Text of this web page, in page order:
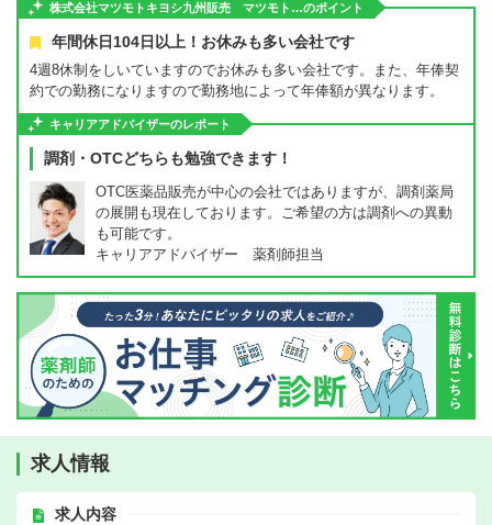
株式会社マツモトキヨシ九州販売 マツモト…のポイント
年間休日104日以上！お休みも多い会社です
4週8休制をしいていますのでお休みも多い会社です。また、年俸契
約での勤務になりますので勤務地によって年俸額が異なります。
キャリアアドバイザーのレポート
調剤・OTCどちらも勉強できます！
OTC医薬品販売が中心の会社ではありますが、調剤薬局
の展開も現在しております。ご希望の方は調剤への異動
も可能です。
キャリアアドバイザー 薬剤師担当
求人情報
求人内容